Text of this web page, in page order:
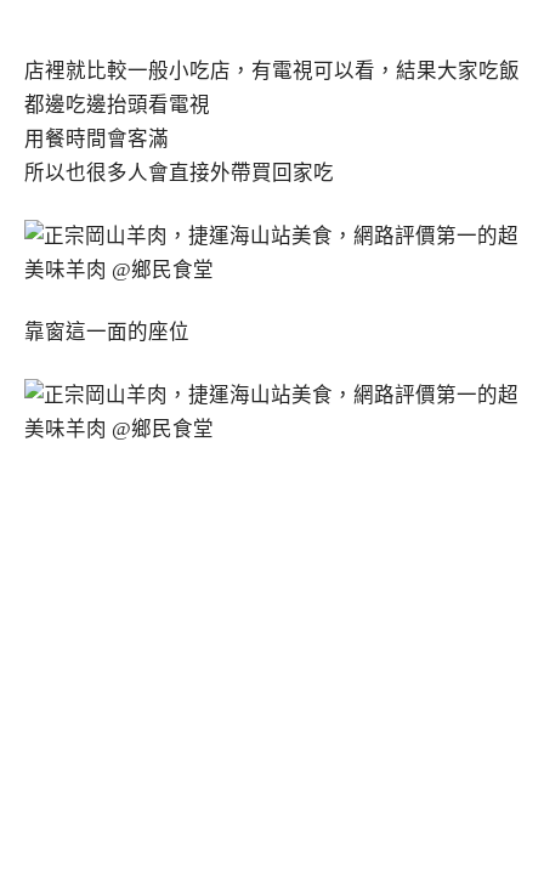
店裡就比較一般小吃店，有電視可以看，結果大家吃飯
都邊吃邊抬頭看電視
用餐時間會客滿
所以也很多人會直接外帶買回家吃
靠窗這一面的座位